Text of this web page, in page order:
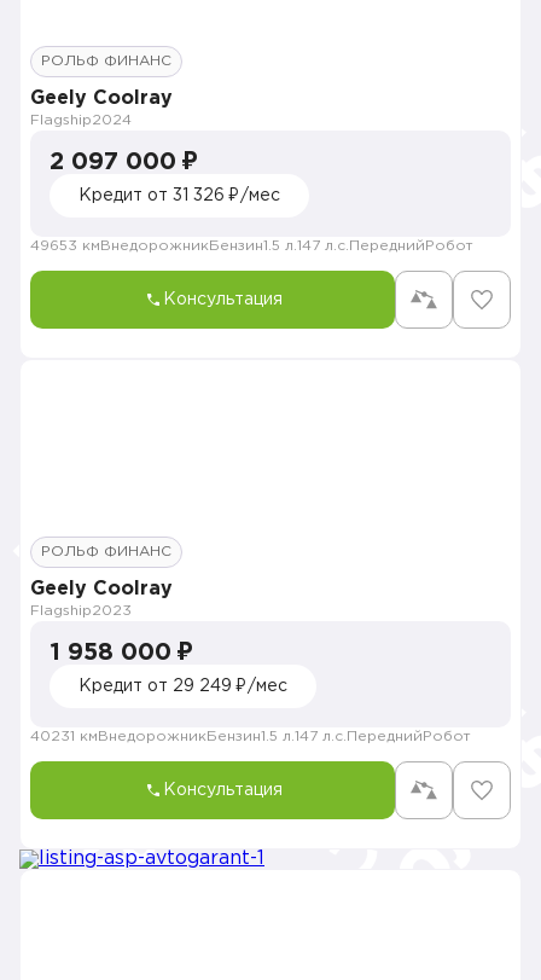
РОЛЬФ ФИНАНС
Geely Coolray
Flagship2024
2 097 000 ₽
Кредит от 31 326 ₽/мес
49653 км Внедорожник Бензин1.5 л. 147 л.с. Передний Робот
Консультация
РОЛЬФ ФИНАНС
Geely Coolray
Flagship2023
1 958 000 ₽
Кредит от 29 249 ₽/мес
40231 км Внедорожник Бензин1.5 л. 147 л.с. Передний Робот
Консультация